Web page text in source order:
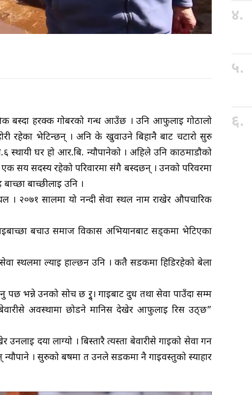
बस्दा हरक्क गोबरको गन्ध आउँछ । उनि आफुलाई गोठालो
रहेका भेटिन्छन् । अनि के खुवाउने बिहानै बाट चटारो सुरु
घर हो आर.बि. न्यौपानेको । अहिले उनि काठमाडौको
सय सदस्य रहेको परिवारमा संगै बस्दछन् । उनको परिवरमा
बाच्छीलाई उनि ।
। २०७१ सालमा यो नन्दी सेवा स्थल नाम राखेर औपचारिक
बचाउ समाज विकास अभियानबाट सड्कमा भेटिएका
सेवा स्थलमा ल्याई हाल्छन उनि । कतै सडकमा हिडिरहेको बेला
भन्ने उनको सोच छ र्र्र्र्र्। गाईबाट दुध तथा सेवा पाउँदा सम्म
अवस्थामा छोडने मानिस देखेर आफुलाई रिस उठ्छ”
दया लाग्यो । बिस्तारै त्यस्ता बेवारीसे गाईको सेवा गर्न
। सुरुको बर्षमा त उनले सडकमा नै गाईवस्तुको स्याहार
४.
५.
६.